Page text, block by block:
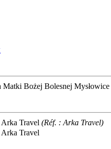
Matki Bożej Bolesnej Mysłowice
Arka Travel (Réf. : Arka Travel)
Arka Travel